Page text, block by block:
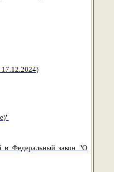
17.12.2024)
в Федеральный закон "О